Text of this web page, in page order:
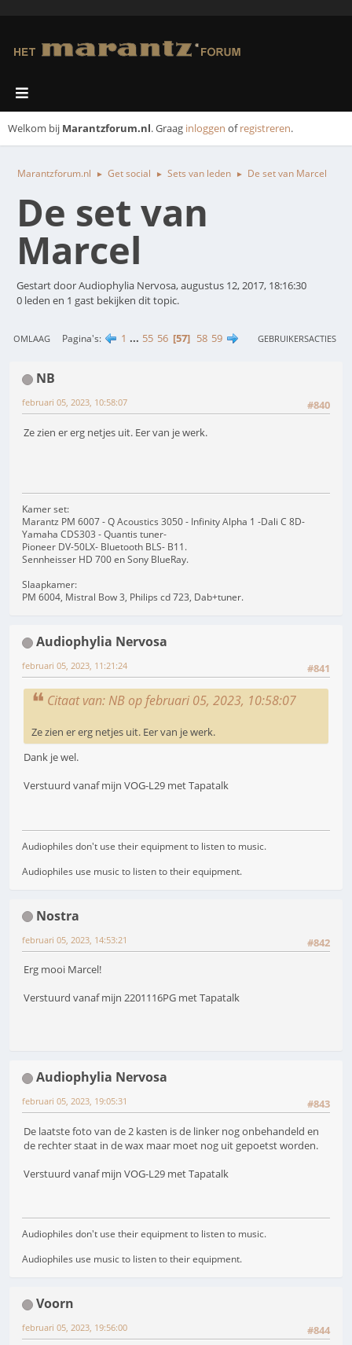
Welkom bij Marantzforum.nl. Graag inloggen ofregistreren.
Marantzforum.nl ► Get social ► Sets van leden ► De set van Marcel
De set van
Marcel
Gestart door Audiophylia Nervosa, augustus 12, 2017, 18:16:30
0 leden en 1 gast bekijken dit topic.
OMLAAG Pagina's 1 ... 55 56 57 58 59 GEBRUIKERSACTIES
NB
#840
februari 05, 2023, 10:58:07
Ze zien er erg netjes uit. Eer van je werk.
Kamer set:
Marantz PM 6007 - Q Acoustics 3050 - Infinity Alpha 1 -Dali C 8D-
Yamaha CDS303 - Quantis tuner-
Pioneer DV-50LX- Bluetooth BLS- B11.
Sennheisser HD 700 en Sony BlueRay.
Slaapkamer:
PM 6004, Mistral Bow 3, Philips cd 723, Dab+tuner.
Audiophylia Nervosa
#841
februari 05, 2023, 11:21:24
Citaat van: NB op februari 05, 2023, 10:58:07
Ze zien er erg netjes uit. Eer van je werk.
Dank je wel.
Verstuurd vanaf mijn VOG-L29 met Tapatalk
Audiophiles don't use their equipment to listen to music.
Audiophiles use music to listen to their equipment.
Nostra
#842
februari 05, 2023, 14:53:21
Erg mooi Marcel!
Verstuurd vanaf mijn 2201116PG met Tapatalk
Audiophylia Nervosa
#843
februari 05, 2023, 19:05:31
De laatste foto van de 2 kasten is de linker nog onbehandeld en
de rechter staat in de wax maar moet nog uit gepoetst worden.
Verstuurd vanaf mijn VOG-L29 met Tapatalk
Audiophiles don't use their equipment to listen to music.
Audiophiles use music to listen to their equipment.
Voorn
#844
februari 05, 2023, 19:56:00